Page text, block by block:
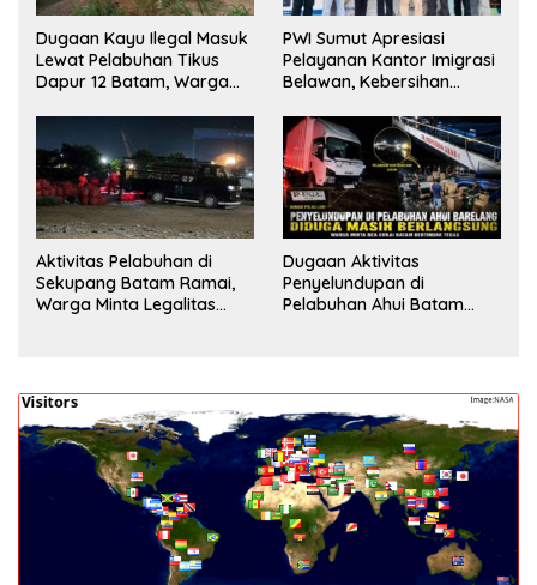
Dugaan Kayu Ilegal Masuk
Lewat Pelabuhan Tikus
Dapur 12 Batam, Warga
Pengecekan
PWI Sumut Apresiasi
Pelayanan Kantor Imigrasi
Belawan, Kebersihan
Aktivitas Pelabuhan di
Sekupang Batam Ramai,
Warga Minta Legalitas
Dugaan Aktivitas
Penyelundupan di
Pelabuhan Ahui Batam